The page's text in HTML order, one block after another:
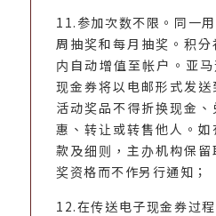
11.参加次数不限。同一
周抽奖和每月抽奖。积
内自动增值至帐户。亚
现金券将以电邮形式发
活动奖品不得折换现金
惠、转让或转售他人。
款及细则，主办机构保
奖资格而不作另行通知；
12.在传送电子现金券过